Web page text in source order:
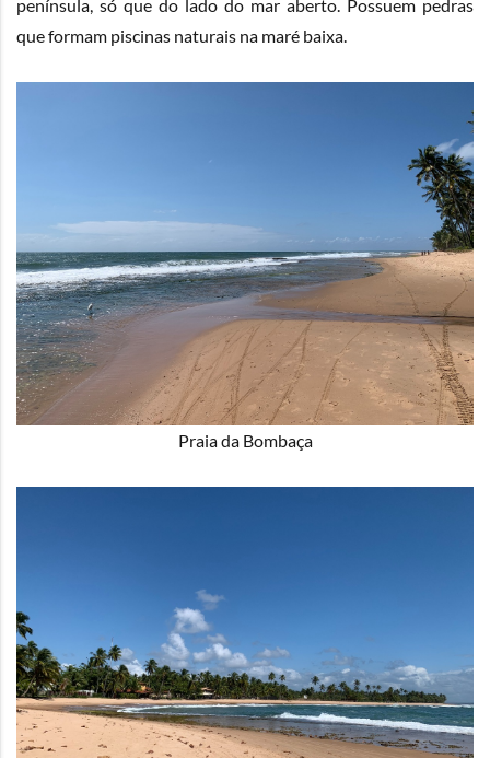
península, só que do lado do mar aberto. Possuem pedras
que formam piscinas naturais na maré baixa.
Praia da Bombaça